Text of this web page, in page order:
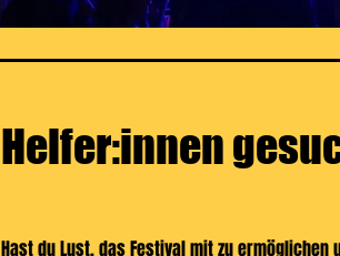
Helfer:innen
Hast du Lust, das Festival mit zu ermöglichen